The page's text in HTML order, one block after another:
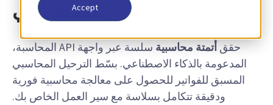
Accept
الاصطناعي
حققأتمتة محاسبية
سلسة عبر واجهة API المحاسبة،
المدعومة بالذكاء الاصطناعي. بسّط الترحيل المحاسبي
المسبق للفواتير للحصول على معالجة محاسبية فورية
ودقيقة تتكامل بسلاسة مع سير العمل الخاص بك.